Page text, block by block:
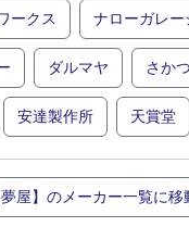
ークス ナローガレー
ダルマヤ さか
安達製作所 天賞堂
夢屋】のメーカー一覧に移